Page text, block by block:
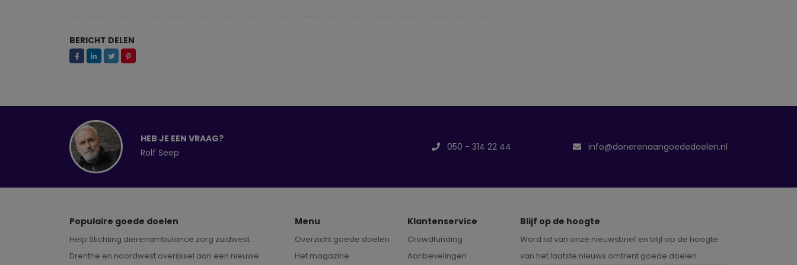
BERICHT DELEN
HEB JE EEN VRAAG?
Rolf Seep
050 - 314 22 44 info@donerenaangoededoelen.nl
Populaire goede doelen
Help Stichting dierenambulance zorg zuidwest
Drenthe en noordwest overijssel aan een nieuwe
Menu
Overzicht goede doelen
Het magazine
Klantenservice
Crowdfunding
Aanbevelingen
Blijf op de hoogte
Word lid van onze nieuwsbrief en blijf op de hoogte
van het laatste nieuws omtrent goede doelen.